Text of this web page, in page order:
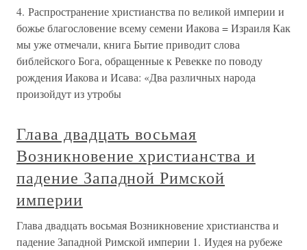
4. Распространение христианства по великой империи и
божье благословение всему семени Иакова = Израиля Как
мы уже отмечали, книга Бытие приводит слова
библейского Бога, обращенные к Ревекке по поводу
рождения Иакова и Исава: «Два различных народа
произойдут из утробы
Глава двадцать восьмая
Возникновение христианства и
падение Западной Римской
империи
Глава двадцать восьмая Возникновение христианства и
падение Западной Римской империи 1. Иудея на рубеже